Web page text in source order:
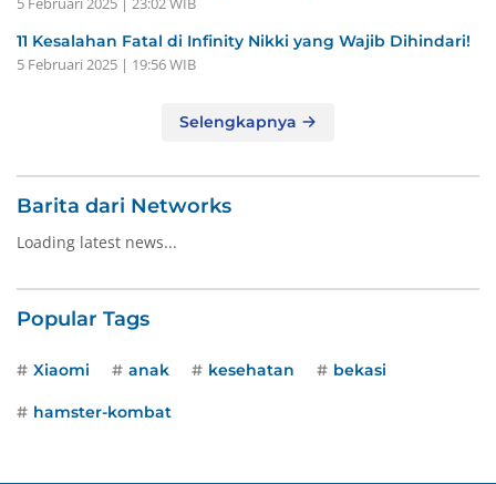
11 Kesalahan Fatal di Infinity Nikki yang Wajib Dihindari!
5 Februari 2025 | 19:56 WIB
Selengkapnya
Barita dari Networks
Loading latest news...
Popular Tags
Xiaomi anak kesehatan bekasi
hamster-kombat